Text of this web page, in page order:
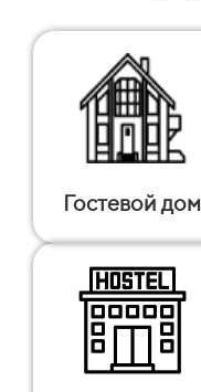
Гостевой дом